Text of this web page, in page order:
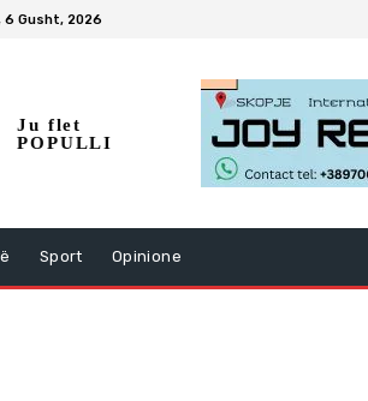
6 Gusht, 2026
Ju flet
POPULLI
Sport Opinione